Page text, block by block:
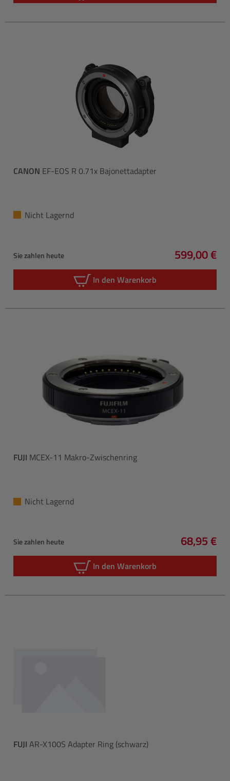
CANON EF-EOS R 0.71x Bajonettadapter
Nicht Lagernd
Sie zahlen heute
Regulärer
599,00 €
In den Warenkorb
FUJI MCEX-11 Makro-Zwischenring
Nicht Lagernd
Sie zahlen heute 68,95 €
In den Warenkorb
FUJI AR-X100S Adapter Ring (schwarz)